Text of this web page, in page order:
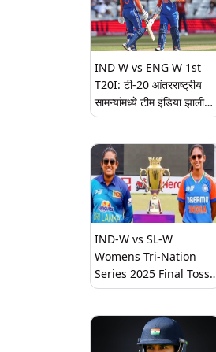
IND W vs ENG W 1st
T20I: टी-20 आंतरराष्ट्रीय
सामन्यांमध्ये टीम इंडिया झाली
खास क्लबची सदस्य, आतापर्यंत
ऑस्ट्रेलियालाच मिळाला होता हा
मान
IND-W vs SL-W
Womens Tri-Nation
Series 2025 Final Toss
And Scorecard: भारतीय
फलंदाजीचा निर्णय घेतला,
श्रीलंका प्रथम गोलंदाजी करेल,